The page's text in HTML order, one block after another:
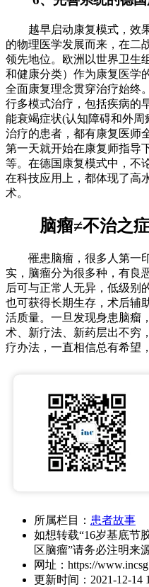
越早启动康复模式，效果
的物理医学发展而来，在二
领先地位。欧洲以世界卫生
和健康分类）作为康复医学
全面康复理念贯穿治疗始终
行多模式治疗，包括疾病的
能衰竭症状(认知障碍和外
治疗的患者，都有康复医师
第一天就开始在康复师指导
等。在德国康复模式中，不
在科技应用上，都体现了高
术。
脑瘤≠不治之症
罹患脑瘤，很多人第一印
实，脑瘤分为很多种，有良
后可与正常人无异，低级别
也可获得长期生存，术后辅
活质量。一旦发现身患脑瘤
术、新疗法、新药层出不穷
疗办法，一直相信总有希望
所属栏目： 患者故事
如想转载“16岁基底节
区脑瘤”请务必注明来
网址： https://
更新时间： 2021-12-14